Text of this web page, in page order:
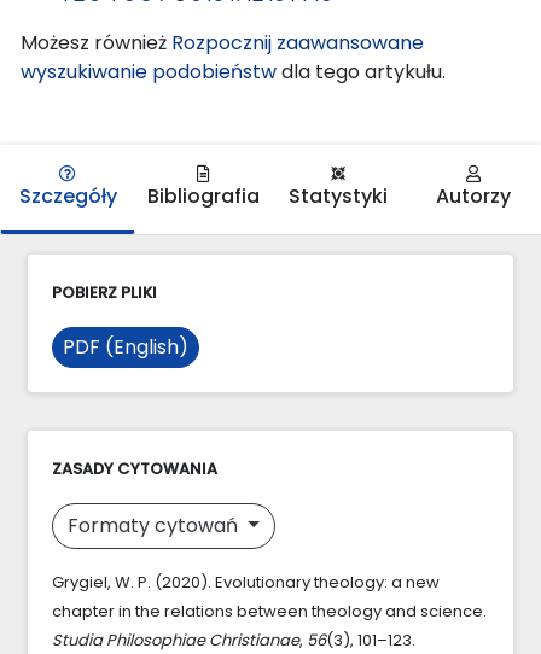
Możesz również Rozpocznij zaawansowane
wyszukiwanie podobieństwdla tego artykułu.
Szczegóły Bibliografia Statystyki Autorzy
POBIERZ PLIKI
PDF (English)
ZASADY CYTOWANIA
Formaty cytowań
Grygiel, W. P. (2020). Evolutionary theology: a new
chapter in the relations between theology and science.
Studia Philosophiae Christianae, 56(3), 101–123.